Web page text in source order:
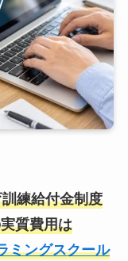
練給付金制度
質費用は
ミングスクール